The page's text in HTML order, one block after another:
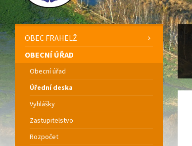
OBEC FRAHELŽ
OBECNÍ ÚŘAD
Obecní úřad
Úřední deska
Vyhlášky
Zastupitelstvo
Rozpočet